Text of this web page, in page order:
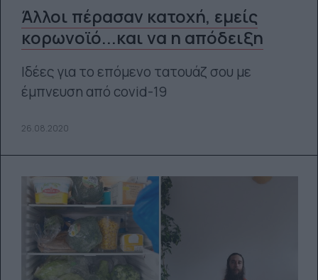
Άλλοι πέρασαν κατοχή, εμείς
κορωνοϊό...και να η απόδειξη
Ιδέες για το επόμενο τατουάζ σου με
έμπνευση από covid-19
26.08.2020